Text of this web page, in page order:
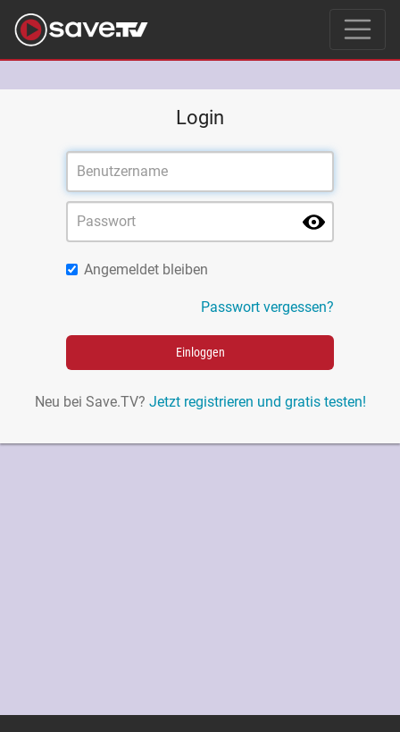
Login
Angemeldet bleiben
Passwort vergessen?
Einloggen
Neu bei Save.TV? Jetzt registrieren und gratis testen!